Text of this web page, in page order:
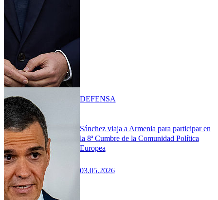
Sánchez viaja a Armenia para participar en
la 8ª Cumbre de la Comunidad Política
Europea
03.05.2026
DEFENSA